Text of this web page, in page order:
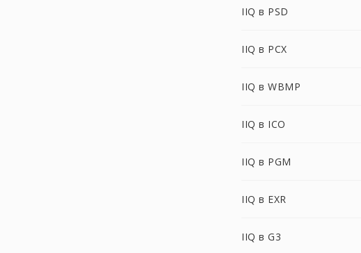
IIQ в PSD
IIQ в PCX
IIQ в WBMP
IIQ в ICO
IIQ в PGM
IIQ в EXR
IIQ в G3